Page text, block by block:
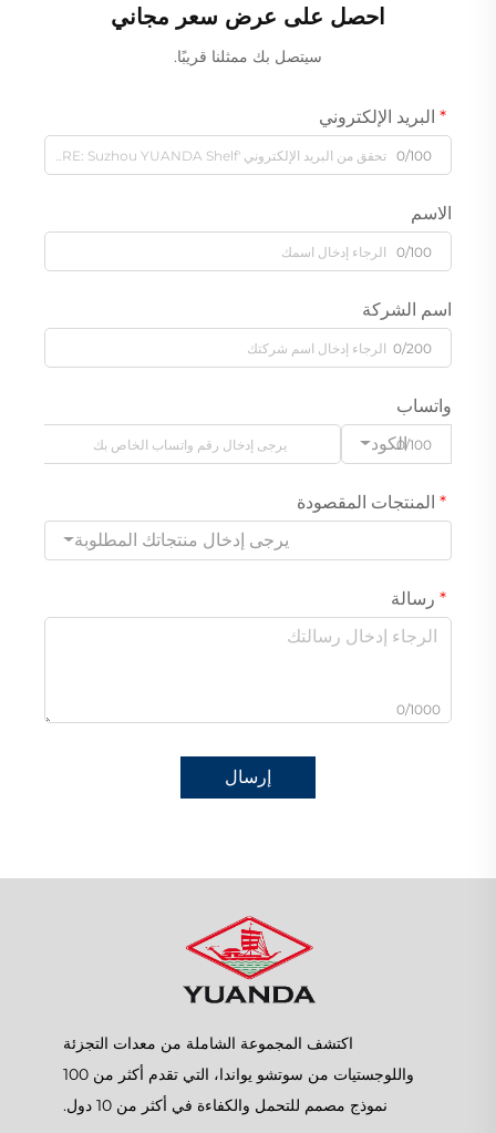
احصل على عرض سعر مجاني
سيتصل بك ممثلنا قريبًا.
البريد الإلكتروني
0/100
الاسم
0/100
اسم الشركة
0/200
واتساب
الكود0/100
المنتجات المقصودة
يرجى إدخال منتجاتك المطلوبة
رسالة
0/1000
إرسال
اكتشف المجموعة الشاملة من معدات التجزئة
واللوجستيات من سوتشو يواندا، التي تقدم أكثر من 100
نموذج مصمم للتحمل والكفاءة في أكثر من 10 دول.